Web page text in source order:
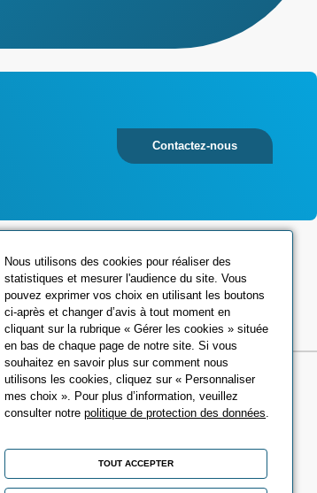
Contactez-nous
Nous utilisons des cookies pour réaliser des
statistiques et mesurer l'audience du site. Vous
pouvez exprimer vos choix en utilisant les boutons
ci-après et changer d’avis à tout moment en
cliquant sur la rubrique « Gérer les cookies » située
en bas de chaque page de notre site. Si vous
souhaitez en savoir plus sur comment nous
utilisons les cookies, cliquez sur « Personnaliser
mes choix ». Pour plus d’information, veuillez
consulter notrepolitique de protection des données.
TOUT ACCEPTER